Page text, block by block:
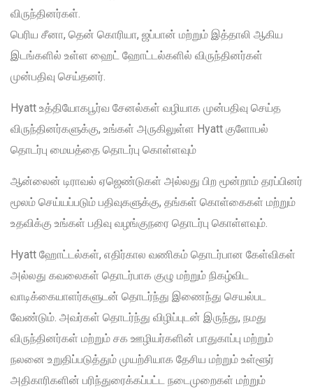
விருந்தினர்கள்.
பெரிய சீனா, தென் கொரியா, ஜப்பான் மற்றும் இத்தாலி ஆகிய
இடங்களில் உள்ள ஹைட் ஹோட்டல்களில் விருந்தினர்கள்
முன்பதிவு செய்தனர்.
Hyatt உத்தியோகபூர்வ சேனல்கள் வழியாக முன்பதிவு செய்த
விருந்தினர்களுக்கு, உங்கள் அருகிலுள்ள Hyatt குளோபல்
தொடர்பு மையத்தை தொடர்பு கொள்ளவும்
ஆன்லைன் டிராவல் ஏஜெண்டுகள் அல்லது பிற மூன்றாம் தரப்பினர்
மூலம் செய்யப்படும் பதிவுகளுக்கு, தங்கள் கொள்கைகள் மற்றும்
உதவிக்கு உங்கள் பதிவு வழங்குநரை தொடர்பு கொள்ளவும்.
Hyatt ஹோட்டல்கள், எதிர்கால வணிகம் தொடர்பான கேள்விகள்
அல்லது கவலைகள் தொடர்பாக குழு மற்றும் நிகழ்விட
வாடிக்கையாளர்களுடன் தொடர்ந்து இணைந்து செயல்பட
வேண்டும். அவர்கள் தொடர்ந்து விழிப்புடன் இருந்து, நமது
விருந்தினர்கள் மற்றும் சக ஊழியர்களின் பாதுகாப்பு மற்றும்
நலனை உறுதிப்படுத்தும் முயற்சியாக தேசிய மற்றும் உள்ளூர்
அதிகாரிகளின் பரிந்துரைக்கப்பட்ட நடைமுறைகள் மற்றும்